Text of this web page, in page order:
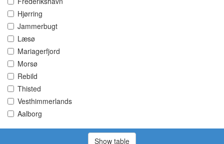
Hjørring
Jammerbugt
Læsø
Mariagerfjord
Morsø
Rebild
Thisted
Vesthimmerlands
Aalborg
Show table